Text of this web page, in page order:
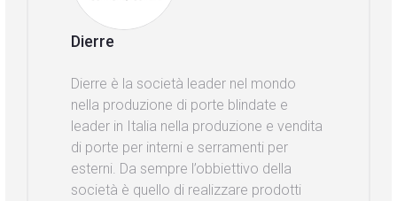
Dierre
Dierre è la società leader nel mondo
nella produzione di porte blindate e
leader in Italia nella produzione e vendita
di porte per interni e serramenti per
esterni. Da sempre l’obbiettivo della
società è quello di realizzare prodotti